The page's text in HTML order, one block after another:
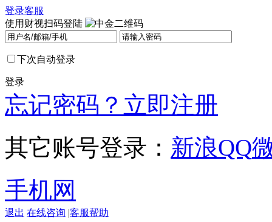
登录客服
使用财视扫码登陆
下次自动登录
登录
忘记密码？ 立即注册
其它账号登录： 新浪QQ
手机网
退出 在线咨询 |客服帮助